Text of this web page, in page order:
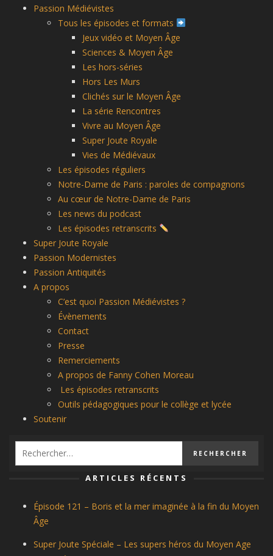
Passion Médiévistes
Tous les épisodes et formats
Jeux vidéo et Moyen Âge
Sciences & Moyen Âge
Les hors-séries
Hors Les Murs
Clichés sur le Moyen Âge
La série Rencontres
Vivre au Moyen Âge
Super Joute Royale
Vies de Médiévaux
Les épisodes réguliers
Notre-Dame de Paris : paroles de compagnons
Au cœur de Notre-Dame de Paris
Les news du podcast
Les épisodes retranscrits
Super Joute Royale
Passion Modernistes
Passion Antiquités
A propos
C’est quoi Passion Médiévistes ?
Évènements
Contact
Presse
Remerciements
A propos de Fanny Cohen Moreau
Les épisodes retranscrits
Outils pédagogiques pour le collège et lycée
Soutenir
ARTICLES RÉCENTS
Épisode 121 – Boris et la mer imaginée à la fin du Moyen
Âge
Super Joute Spéciale – Les supers héros du Moyen Age